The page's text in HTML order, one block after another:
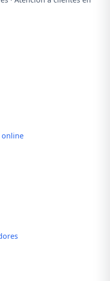
online